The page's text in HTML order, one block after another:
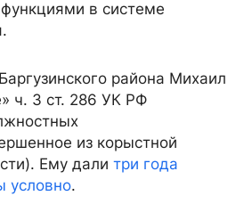
в системе
района Михаил
ч. 3 ст. 286 УК РФ
из корыстной
Ему дали три года
условно.